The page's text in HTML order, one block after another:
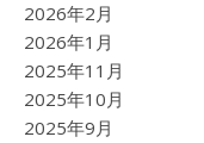
2026年2月
2026年1月
2025年11月
2025年10月
2025年9月